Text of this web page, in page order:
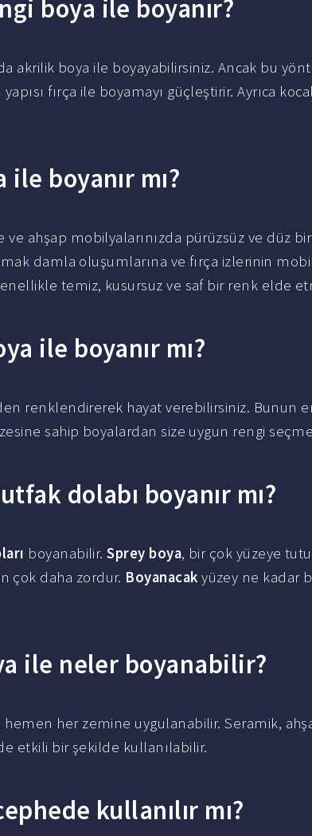
boya ile boyanır?
akrilik boya ile boyayabilirsiniz. Ancak bu
fırça ile boyamayı güçleştirir. Ayrıca
boyanır mı?
ve ahşap mobilyalarınızda pürüzsüz ve düz
damla oluşumlarına ve fırça izlerinin
temiz, kusursuz ve saf bir renk elde
ile boyanır mı?
renklendirerek hayat verebilirsiniz. Bunun
sahip boyalardan size uygun rengi
dolabı boyanır mı?
boyanabilir.Sprey boya, bir çok yüzeye
çok daha zordur. Boyanacak yüzey ne kadar
ile neler boyanabilir?
her zemine uygulanabilir. Seramik,
etkili bir şekilde kullanılabilir.
kullanılır mı?